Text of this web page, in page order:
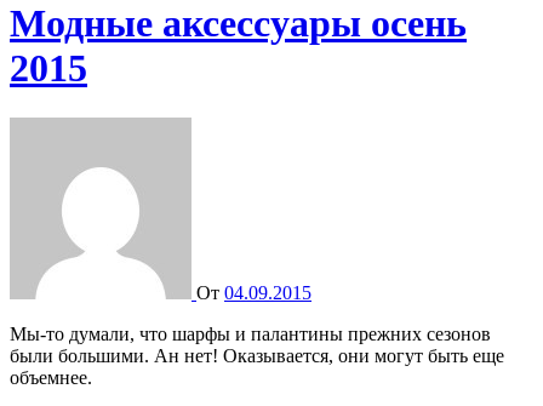
Модные аксессуары осень
2015
От 04.09.2015
Мы-то думали, что шарфы и палантины прежних сезонов
были большими. Ан нет! Оказывается, они могут быть еще
объемнее.